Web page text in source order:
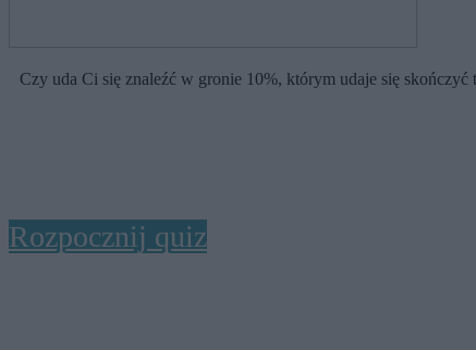
Czy uda Ci się znaleźć w gronie 10%, którym udaje się
Rozpocznij quiz